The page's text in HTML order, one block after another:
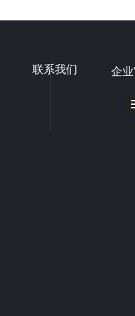
联系我们 企